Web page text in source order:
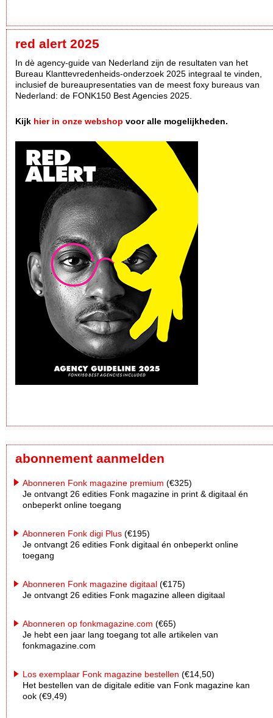
red alert 2025
In dè agency-guide van Nederland zijn de resultaten van het
Bureau Klanttevredenheids-onderzoek 2025 integraal te vinden,
inclusief de bureaupresentaties van de meest foxy bureaus van
Nederland: de FONK150 Best Agencies 2025.
Kijk hier in onze webshop voor alle mogelijkheden.
abonnement aanmelden
Abonneren Fonk magazine premium (€325)
Je ontvangt 26 edities Fonk magazine in print & digitaal én
onbeperkt online toegang
Abonneren Fonk digi Plus (€195)
Je ontvangt 26 edities Fonk digitaal én onbeperkt online
toegang
Abonneren Fonk magazine digitaal (€175)
Je ontvangt 26 edities Fonk magazine alleen digitaal
Abonneren op fonkmagazine.com (€65)
Je hebt een jaar lang toegang tot alle artikelen van
fonkmagazine.com
Los exemplaar Fonk magazine bestellen (€14,50)
Het bestellen van de digitale editie van Fonk magazine kan
ook (€9,49)